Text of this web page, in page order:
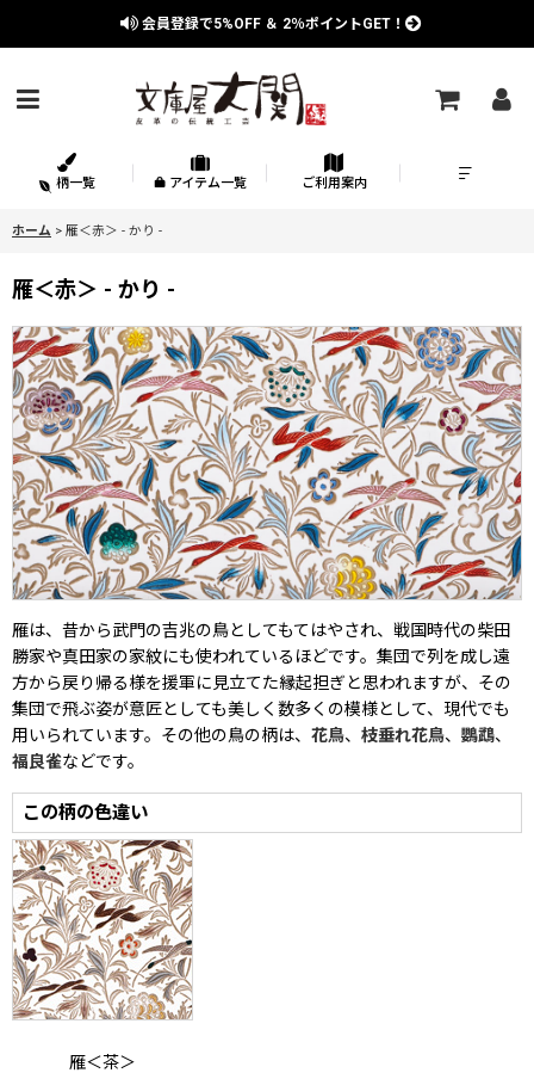
会員登録で5%OFF ＆ 2％ポイントGET！
柄一覧 アイテム一覧 ご利用案内
ホーム > 雁＜赤＞ - かり -
雁＜赤＞ - かり -
雁は、昔から武門の吉兆の鳥としてもてはやされ、戦国時代の柴田
勝家や真田家の家紋にも使われているほどです。集団で列を成し遠
方から戻り帰る様を援軍に見立てた縁起担ぎと思われますが、その
集団で飛ぶ姿が意匠としても美しく数多くの模様として、現代でも
用いられています。その他の鳥の柄は、 花鳥、 枝垂れ花鳥、 鸚鵡、
福良雀などです。
この柄の色違い
雁＜茶＞